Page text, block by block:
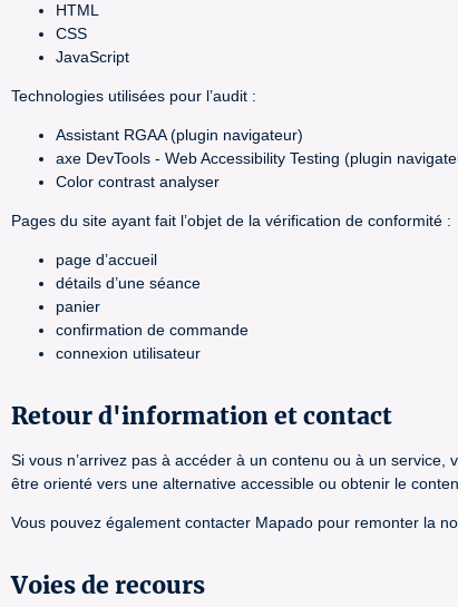
HTML
CSS
JavaScript
Technologies utilisées pour l’audit :
Assistant RGAA (plugin navigateur)
axe DevTools - Web Accessibility Testing (plugin
Color contrast analyser
Pages du site ayant fait l’objet de la vérification de conformité :
page d’accueil
détails d’une séance
panier
confirmation de commande
connexion utilisateur
Retour d'information et contact
Si vous n’arrivez pas à accéder à un contenu ou à un
être orienté vers une alternative accessible ou obtenir le
Vous pouvez également contacter Mapado pour remonter la
Voies de recours